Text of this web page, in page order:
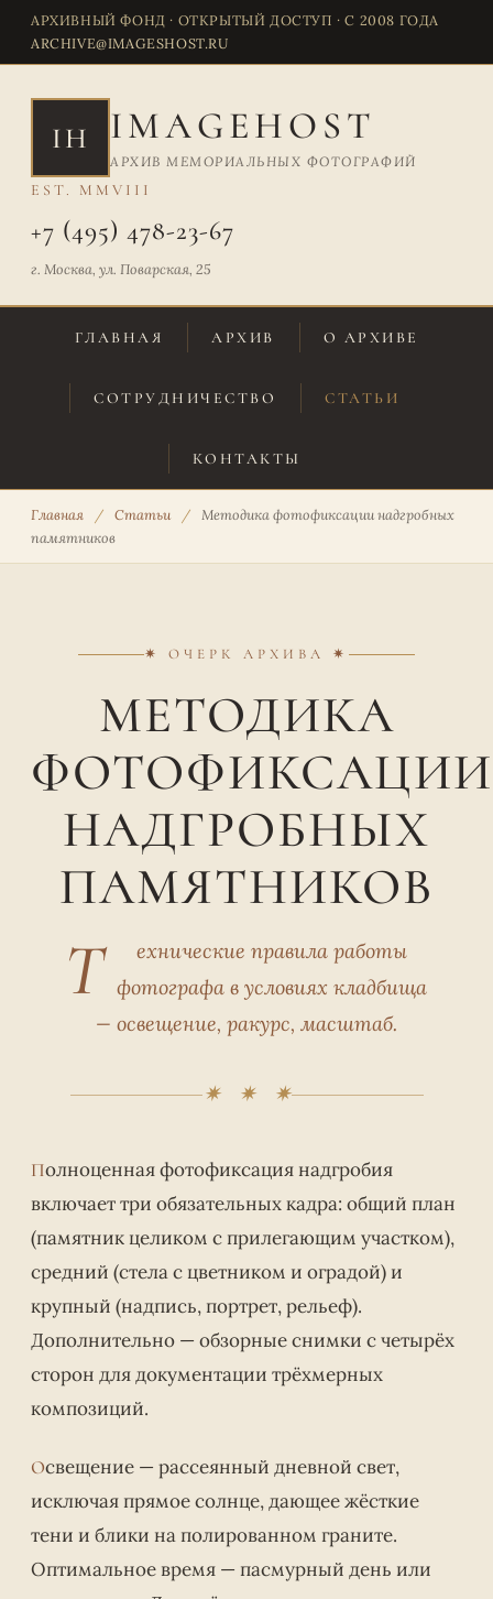
АРХИВНЫЙ ФОНД · ОТКРЫТЫЙ ДОСТУП · С 2008 ГОДА
ARCHIVE@IMAGESHOST.RU
IH IMAGEHOST
АРХИВ МЕМОРИАЛЬНЫХ ФОТОГРАФИЙ
EST. MMVIII
+7 (495) 478-23-67
г. Москва, ул. Поварская, 25
ГЛАВНАЯ АРХИВ О АРХИВЕ
СОТРУДНИЧЕСТВО СТАТЬИ
КОНТАКТЫ
Главная / Статьи /
Методика фотофиксации надгробных
памятников
✷ ОЧЕРК АРХИВА ✷
МЕТОДИКА
ФОТОФИКСАЦИИ
НАДГРОБНЫХ
ПАМЯТНИКОВ
Т
ехнические правила работы
фотографа в условиях кладбища
— освещение, ракурс, масштаб.
✷ ✷ ✷
Полноценная фотофиксация надгробия
включает три обязательных кадра: общий план
(памятник целиком с прилегающим участком),
средний (стела с цветником и оградой) и
крупный (надпись, портрет, рельеф).
Дополнительно — обзорные снимки с четырёх
сторон для документации трёхмерных
композиций.
Освещение — рассеянный дневной свет,
исключая прямое солнце, дающее жёсткие
тени и блики на полированном граните.
Оптимальное время — пасмурный день или